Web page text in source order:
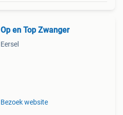
Op en Top Zwanger
Eersel
Bezoek website